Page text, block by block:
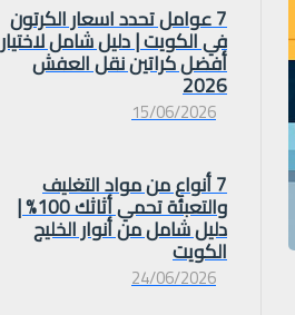
7 عوامل تحدد اسعار الكرتون
في الكويت | دليل شامل لاختيار
أفضل كراتين نقل العفش
2026
15/06/2026
7 أنواع من مواد التغليف
والتعبئة تحمي أثاثك 100% |
دليل شامل من أنوار الخليج
الكويت
24/06/2026